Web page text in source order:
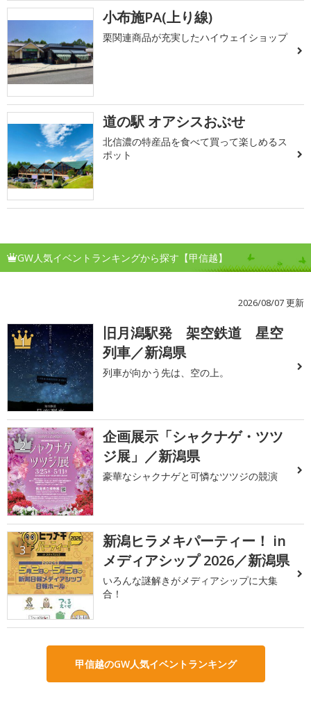
小布施PA(上り線)
栗関連商品が充実したハイウェイショップ
道の駅 オアシスおぶせ
北信濃の特産品を食べて買って楽しめるス
ポット
GW人気イベントランキングから探す【甲信越】
2026/08/07 更新
1
旧月潟駅発 架空鉄道 星空
列車／新潟県
列車が向かう先は、空の上。
2
企画展示「シャクナゲ・ツツ
ジ展」／新潟県
豪華なシャクナゲと可憐なツツジの競演
3
新潟ヒラメキパーティー！ in
メディアシップ 2026／新潟県
いろんな謎解きがメディアシップに大集
合！
甲信越のGW人気イベントランキング